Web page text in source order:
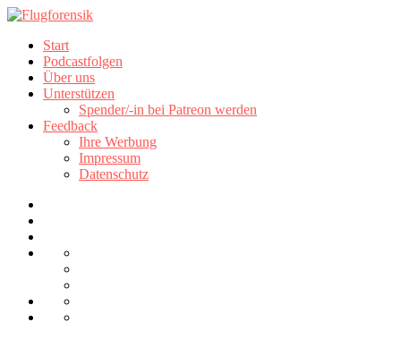
Start
Podcastfolgen
Über uns
Unterstützen
Spender/-in bei Patreon werden
Feedback
Ihre Werbung
Impressum
Datenschutz